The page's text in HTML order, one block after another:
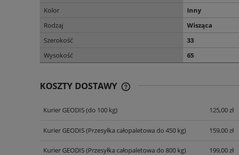
Kolor
Inny
Rodzaj
Wisząca
Szerokość
33
Wysokość
65
KOSZTY DOSTAWY
CENA NIE ZAWIERA EWENTUALNYCH
Kurier GEODIS(do 100 kg) 125,00 zł
Kurier GEODIS(Przesyłka całopaletowa do 450 kg) 159,00 zł
Kurier GEODIS(Przesyłka całopaletowa do 800 kg) 199,00 zł